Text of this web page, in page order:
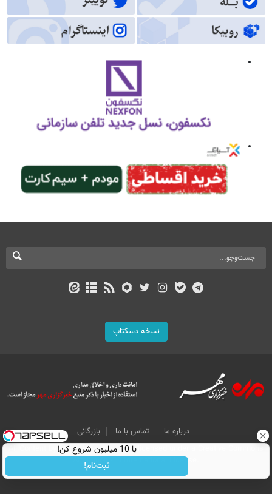
نسخه دسکتاپ
درباره ما تماس با ما
بازرگانی
All Content by Mehr News Agency is licensed under a Creative Commons
Attribution 4.0 International License.
با 10 میلیون شروع کن!
ثبت‌نام!